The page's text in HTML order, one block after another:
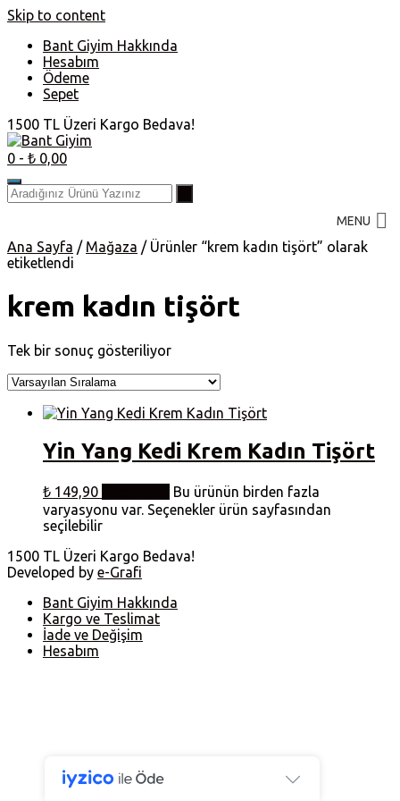
Skip to content
Bant Giyim Hakkında
Hesabım
Ödeme
Sepet
1500 TL Üzeri Kargo Bedava!
0 - ₺ 0,00
MENU
Ana Sayfa / Mağaza / Ürünler “krem kadın tişört” olarak
etiketlendi
krem kadın tişört
Tek bir sonuç gösteriliyor
Yin Yang Kedi Krem Kadın Tişört
₺ 149,90
Bu ürünün birden fazla
varyasyonu var. Seçenekler ürün sayfasından
seçilebilir
1500 TL Üzeri Kargo Bedava!
Developed by e-Grafi
Bant Giyim Hakkında
Kargo ve Teslimat
İade ve Değişim
Hesabım